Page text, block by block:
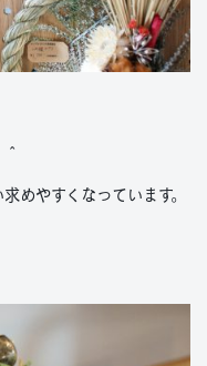
めやすくなっています。